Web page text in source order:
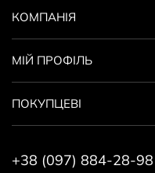
КОМПАНІЯ
МІЙ ПРОФІЛЬ
ПОКУПЦЕВІ
+38 (097) 884-28-98